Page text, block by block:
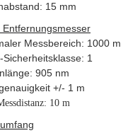
15 mm
Entfernungsmesser
Messbereich: 1000 m
Sicherheitsklasse: 1
905 nm
+/- 1 m
10 m